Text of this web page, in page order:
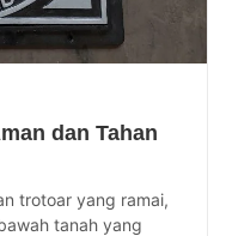
dan Tahan
trotoar yang ramai,
tanah yang